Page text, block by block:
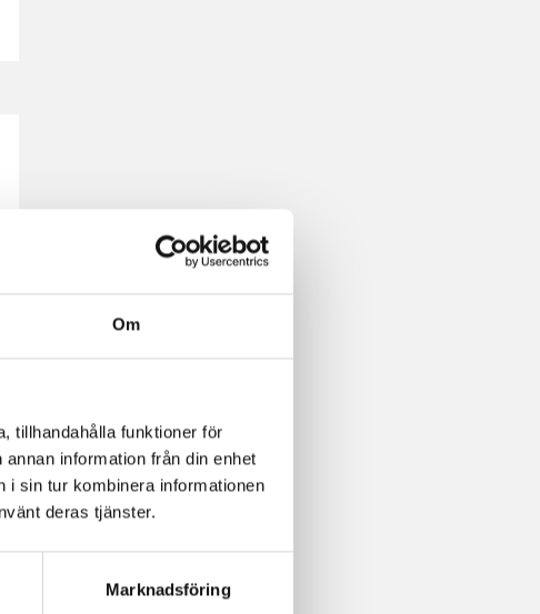
Om
tillhandahålla funktioner för
information från din enhet
i sin tur kombinera informationen
deras tjänster.
Marknadsföring